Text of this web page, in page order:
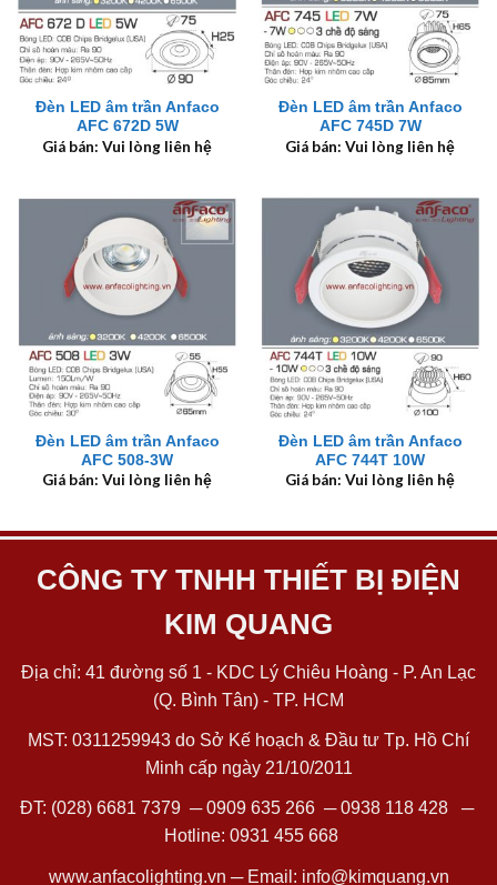
Đèn LED âm trần Anfaco
AFC 672D 5W
Giá bán: Vui lòng liên hệ
Đèn LED âm trần Anfaco
AFC 745D 7W
Giá bán: Vui lòng liên hệ
Đèn LED âm trần Anfaco
AFC 508-3W
Giá bán: Vui lòng liên hệ
Đèn LED âm trần Anfaco
AFC 744T 10W
Giá bán: Vui lòng liên hệ
CÔNG TY TNHH THIẾT BỊ ĐIỆN
KIM QUANG
Địa chỉ: 41 đường số 1 - KDC Lý Chiêu Hoàng - P. An Lạc
(Q. Bình Tân) - TP. HCM
MST: 0311259943 do Sở Kế hoạch & Đầu tư Tp. Hồ Chí
Minh cấp ngày 21/10/2011
ĐT: (028) 6681 7379 ─0909 635 266─0938 118 428─
Hotline: 0931 455 668
www.anfacolighting.vn ─ Email: info@kimquang.vn